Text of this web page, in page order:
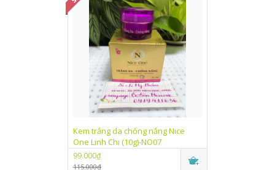
Kem trắng da chống nắng Nice
One Linh Chi (10g)-NO07
99.000₫
115.000₫